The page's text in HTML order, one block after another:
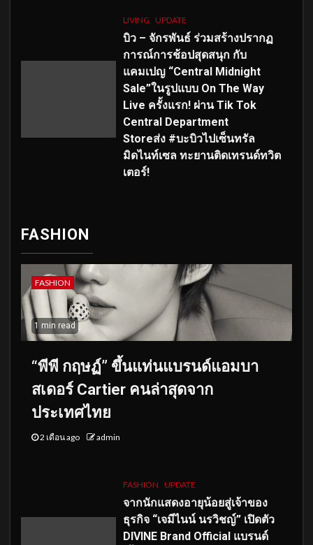
LIVING UPDATE
บิว – จักรพันธ์ ร่วมสร้างปรากฏ
การณ์การช้อปสุดสนุก กับ
แคมเปญ “Central Midnight
Sale”ในรูปแบบ On The Way
Live ครั้งแรก! ผ่าน Tik Tok
Central Department
Storeส่ง #บะบิวไปเซ็นทรัล
มิดไนท์เซล ทะยานติดเทรนด์ทวิต
เตอร์!
FASHION
FASHION
1 min read
“พีพี กฤษฏ์” ขึ้นแท่นแบรนด์แอมบา
สเดอร์ Cartier คนล่าสุดจาก
ประเทศไทย
2 เดือน ago admin
FASHION UPDATE
จากนักแสดงอายุน้อยสู่เจ้าของ
ธุรกิจ “เจมีไนน์ นรวิชญ์” เปิดตัว
DIVINE Brand Official แบรนด์